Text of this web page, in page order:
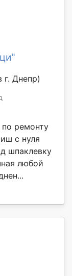
г. Днепр)
по ремонту
с нуля
шпаклевку
любой